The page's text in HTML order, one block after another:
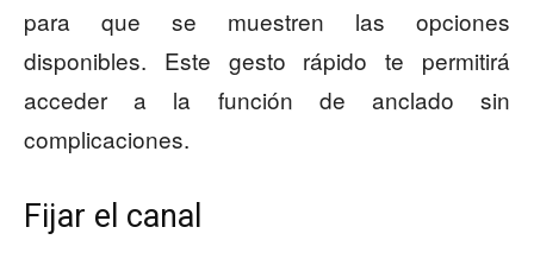
para que se muestren las opciones
disponibles. Este gesto rápido te permitirá
acceder a la función de anclado sin
complicaciones.
Fijar el canal